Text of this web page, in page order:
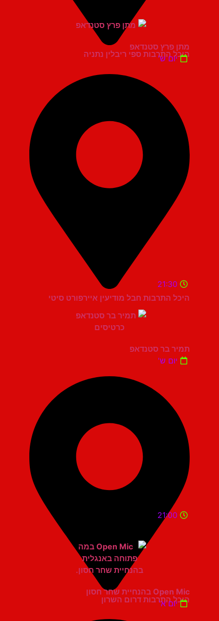
היכל התרבות ספי ריבלין נתניה
מתן פרץ סטנדאפ
יום ש'
היכל התרבות חבל מודיעין איירפורט סיטי
21:30
תמיר בר סטנדאפ
יום ש'
היכל התרבות דרום השרון
21:00
Open Mic בהנחיית שחר חסון
יום א'